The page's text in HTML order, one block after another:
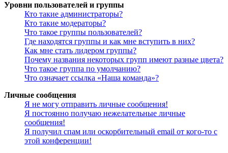
Уровни пользователей и группы
Кто такие администраторы?
Кто такие модераторы?
Что такое группы пользователей?
Где находятся группы и как мне вступить в них?
Как мне стать лидером группы?
Почему названия некоторых групп имеют разные цвета?
Что такое группа по умолчанию?
Что означает ссылка «Наша команда»?
Личные сообщения
Я не могу отправить личные сообщения!
Я постоянно получаю нежелательные личные
сообщения!
Я получил спам или оскорбительный email от кого-то с
этой конференции!